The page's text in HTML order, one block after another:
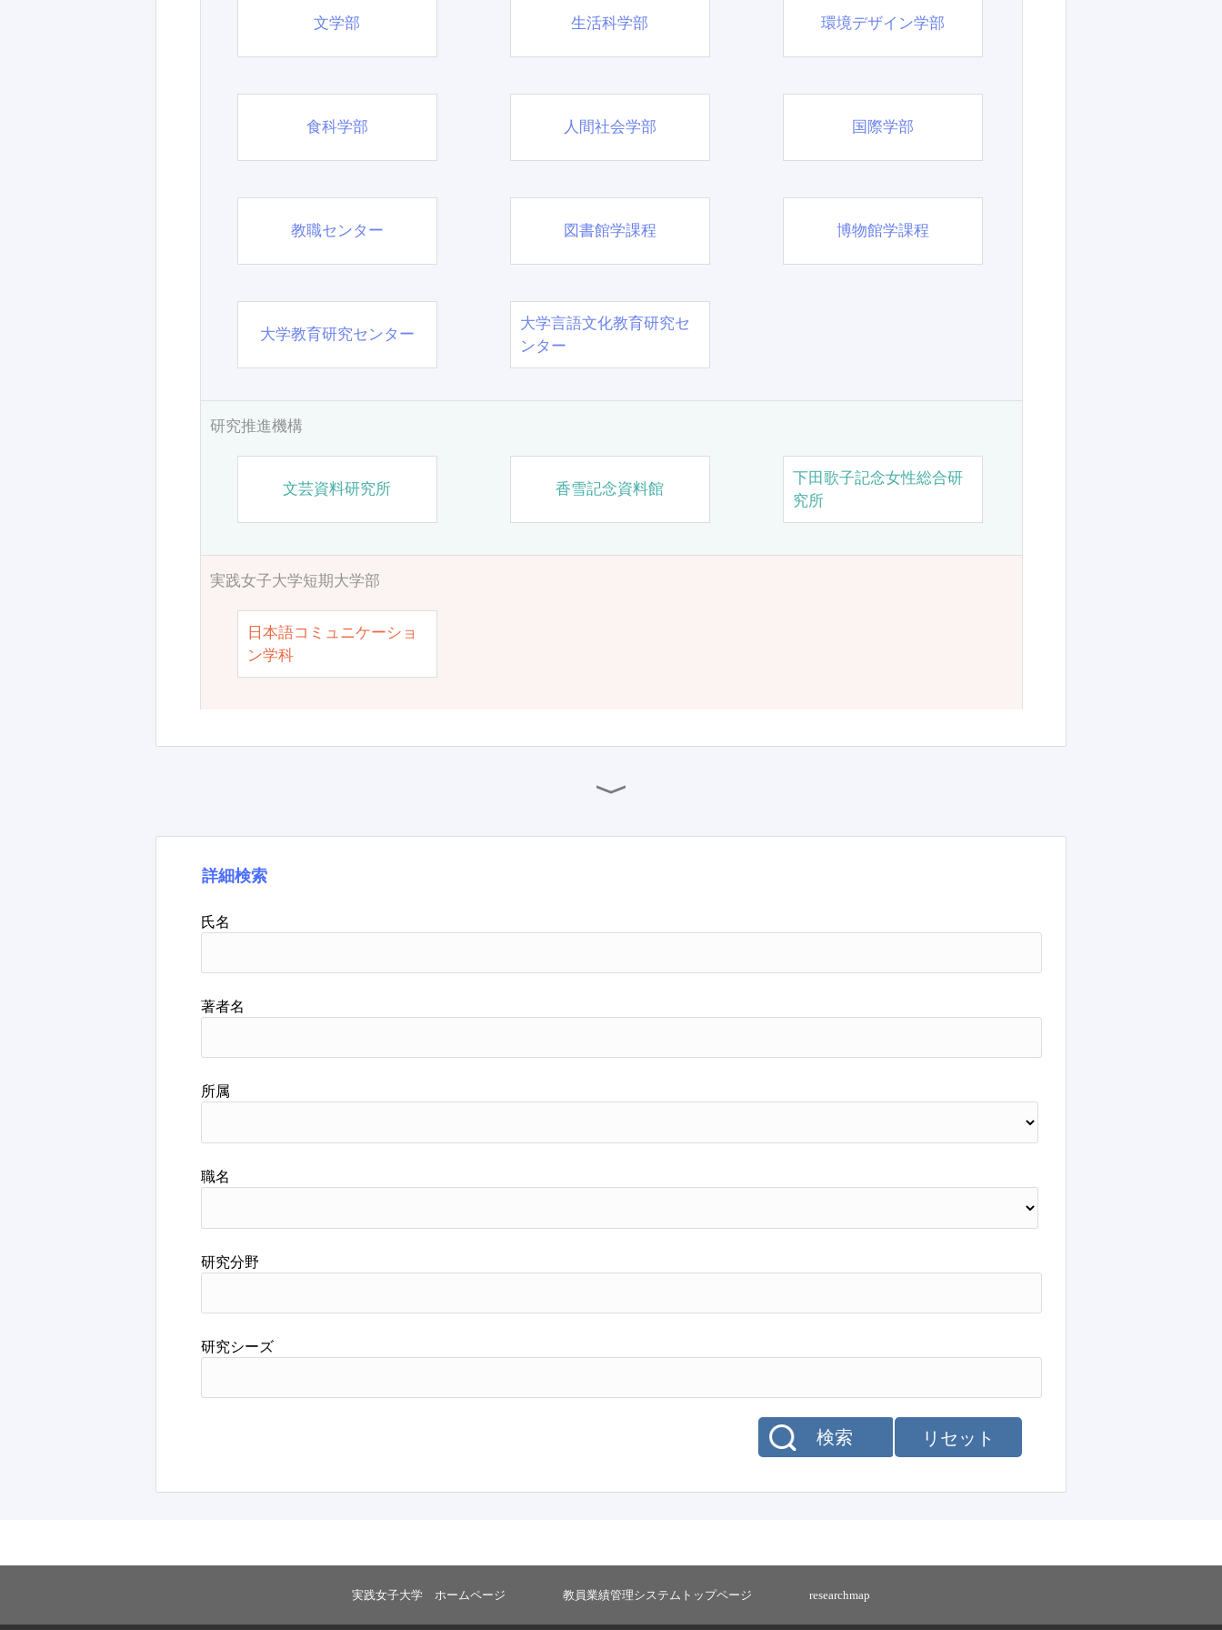
文学部 生活科学部 環境デザイン学部
食科学部 人間社会学部 国際学部
教職センター 図書館学課程 博物館学課程
大学教育研究センター
大学言語文化教育研究セ
ンター
研究推進機構
文芸資料研究所 香雪記念資料館
下田歌子記念女性総合研
究所
実践女子大学短期大学部
日本語コミュニケーショ
ン学科
詳細検索
氏名
著者名
所属
職名
研究分野
研究シーズ
リセット
検索
実践女子大学 ホームページ 教員業績管理システムトップページ researchmap